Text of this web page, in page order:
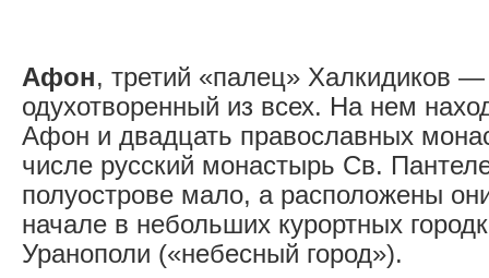
Афон, третий «палец» Халкидиков
одухотворенный из всех. На нем
Афон и двадцать православных
числе русский монастырь Св.
полуострове мало, а расположены
начале в небольших курортных
Уранополи («небесный город»).